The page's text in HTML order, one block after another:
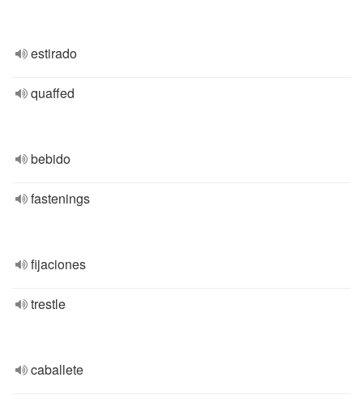
estirado
quaffed
bebido
fastenings
fijaciones
trestle
caballete